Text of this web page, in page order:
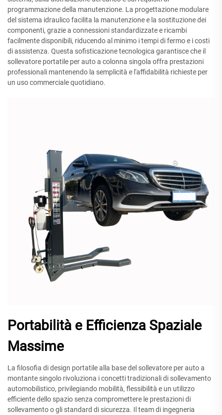
programmazione della manutenzione. La progettazione modulare
del sistema idraulico facilita la manutenzione e la sostituzione dei
componenti, grazie a connessioni standardizzate e ricambi
facilmente disponibili, riducendo al minimo i tempi di fermo e i costi
di assistenza. Questa sofisticazione tecnologica garantisce che il
sollevatore portatile per auto a colonna singola offra prestazioni
professionali mantenendo la semplicità e l'affidabilità richieste per
un uso commerciale quotidiano.
Portabilità e Efficienza Spaziale
Massime
La filosofia di design portatile alla base del sollevatore per auto a
montante singolo rivoluziona i concetti tradizionali di sollevamento
automobilistico, privilegiando mobilità, flessibilità e un utilizzo
efficiente dello spazio senza compromettere le prestazioni di
sollevamento o gli standard di sicurezza. Il team di ingegneria